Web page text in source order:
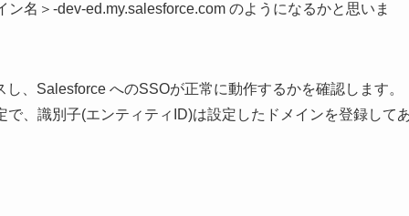
名＞-dev-ed.my.salesforce.com のようになるかと思いま
、Salesforce へのSSOが正常に動作するかを確認します。
、識別子(エンティティID)は設定したドメインを登録して